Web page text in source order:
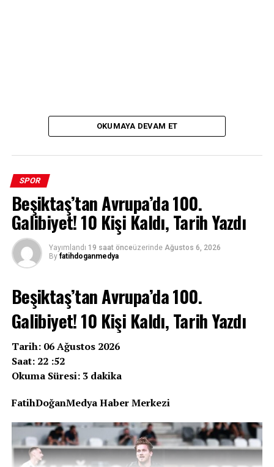
OKUMAYA DEVAM ET
SPOR
Beşiktaş’tan Avrupa’da 100.
Galibiyet! 10 Kişi Kaldı, Tarih Yazdı
Yayımlandı 19 saat önceüzerinde Ağustos 6, 2026
By fatihdoganmedya
Beşiktaş’tan Avrupa’da 100.
Galibiyet! 10 Kişi Kaldı, Tarih Yazdı
Tarih: 06 Ağustos 2026
Saat: 22 :52
Okuma Süresi: 3 dakika
FatihDoğanMedya Haber Merkezi